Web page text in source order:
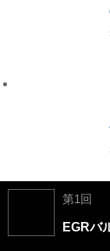
第1回
EGRバ